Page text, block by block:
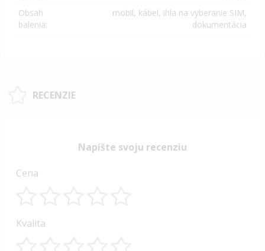
Obsah
balenia:
mobil, kábel, ihla na vyberanie SIM,
dokumentácia
RECENZIE
Napíšte svoju recenziu
Cena
star
stars
stars
stars
stars
Kvalita